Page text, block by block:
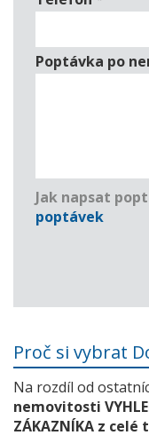
Poptávka po
Jak napsat
poptávek
Proč si vybrat
Na rozdíl od
nemovitosti
ZÁKAZNÍKA z